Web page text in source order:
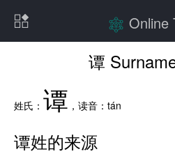
Online
谭
姓氏： 谭 ，读音： tán
谭姓的来源